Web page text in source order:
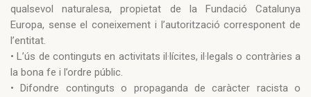
qualsevol naturalesa, propietat de la Fundació Catalunya
Europa, sense el coneixement i l’autorització corresponent de
l’entitat.
• L’ús de continguts en activitats il·lícites, il·legals o contràries a
la bona fe i l’ordre públic.
• Difondre continguts o propaganda de caràcter racista o